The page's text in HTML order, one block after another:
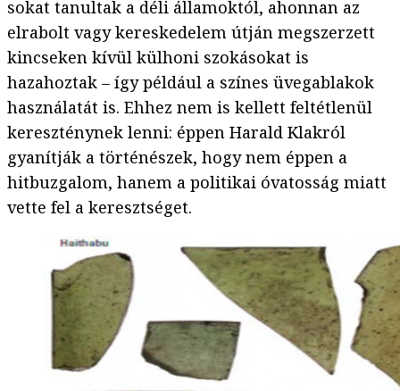
sokat tanultak a déli államoktól, ahonnan az
elrabolt vagy kereskedelem útján megszerzett
kincseken kívül külhoni szokásokat is
hazahoztak – így például a színes üvegablakok
használatát is. Ehhez nem is kellett feltétlenül
kereszténynek lenni: éppen Harald Klakról
gyanítják a történészek, hogy nem éppen a
hitbuzgalom, hanem a politikai óvatosság miatt
vette fel a keresztséget.